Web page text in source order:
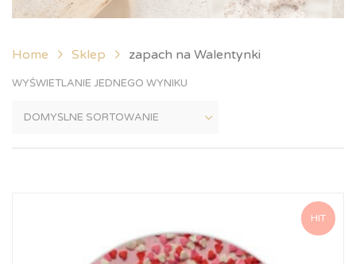
Home Sklep zapach na Walentynki
WYŚWIETLANIE JEDNEGO WYNIKU
HIT